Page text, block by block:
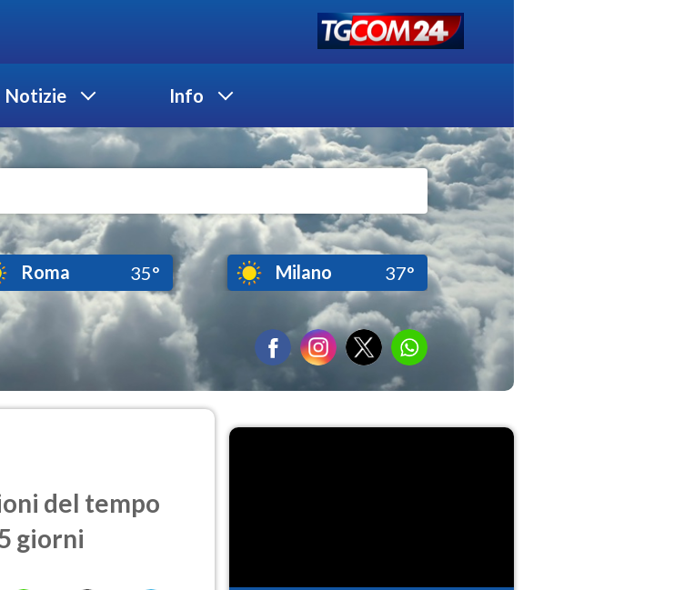
Notizie Info
Roma 35° Milano 37°
del tempo
giorni